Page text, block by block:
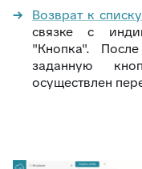
Возврат к
связке с
"Кнопка".
заданную
осуществлен